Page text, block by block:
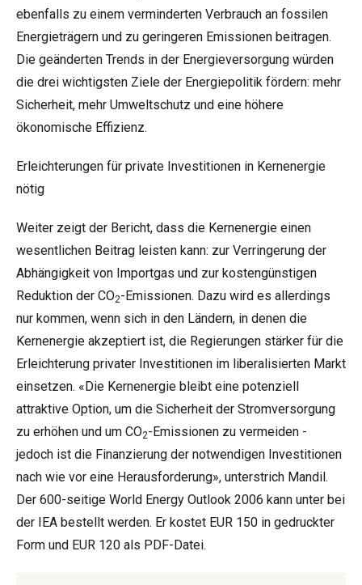
ebenfalls zu einem verminderten Verbrauch an fossilen
Energieträgern und zu geringeren Emissionen beitragen.
Die geänderten Trends in der Energieversorgung würden
die drei wichtigsten Ziele der Energiepolitik fördern: mehr
Sicherheit, mehr Umweltschutz und eine höhere
ökonomische Effizienz.
Erleichterungen für private Investitionen in Kernenergie
nötig
Weiter zeigt der Bericht, dass die Kernenergie einen
wesentlichen Beitrag leisten kann: zur Verringerung der
Abhängigkeit von Importgas und zur kostengünstigen
Reduktion der CO2-Emissionen. Dazu wird es allerdings
nur kommen, wenn sich in den Ländern, in denen die
Kernenergie akzeptiert ist, die Regierungen stärker für die
Erleichterung privater Investitionen im liberalisierten Markt
einsetzen. «Die Kernenergie bleibt eine potenziell
attraktive Option, um die Sicherheit der Stromversorgung
zu erhöhen und um CO2-Emissionen zu vermeiden -
jedoch ist die Finanzierung der notwendigen Investitionen
nach wie vor eine Herausforderung», unterstrich Mandil.
Der 600-seitige World Energy Outlook 2006 kann unter bei
der IEA bestellt werden. Er kostet EUR 150 in gedruckter
Form und EUR 120 als PDF-Datei.